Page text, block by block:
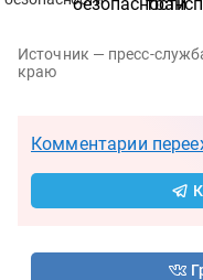
Источник — пресс-
краю
Комментарии